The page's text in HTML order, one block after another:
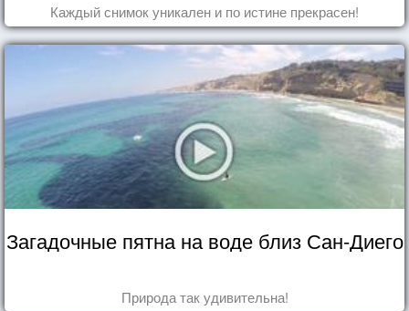
Каждый снимок уникален и по истине прекрасен!
Загадочные пятна на воде близ Сан-Диего
Природа так удивительна!